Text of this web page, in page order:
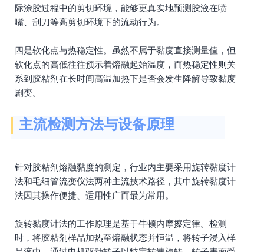
际涂胶过程中的剪切环境，能够更真实地预测胶液在喷
嘴、刮刀等高剪切环境下的流动行为。
四是软化点与热稳定性。虽然不属于黏度直接测量值，但
软化点的高低往往预示着熔融起始温度，而热稳定性则关
系到胶粘剂在长时间高温加热下是否会发生降解导致黏度
剧变。
主流检测方法与设备原理
针对胶粘剂熔融黏度的测定，行业内主要采用旋转黏度计
法和毛细管流变仪法两种主流技术路径，其中旋转黏度计
法因其操作便捷、适用性广而最为常用。
旋转黏度计法的工作原理是基于牛顿内摩擦定律。检测
时，将胶粘剂样品加热至熔融状态并恒温，将转子浸入样